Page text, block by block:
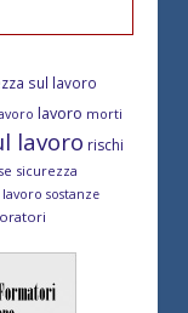
sul lavoro
lavoro morti
lavoro rischi
sicurezza
sostanze